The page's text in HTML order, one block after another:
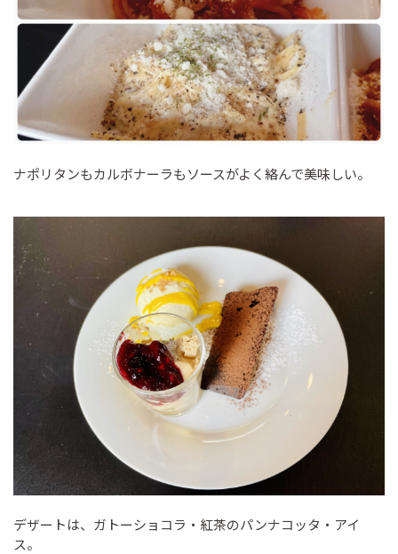
ナポリタンもカルボナーラもソースがよく絡んで美味しい。
デザートは、ガトーショコラ・紅茶のパンナコッタ・アイ
ス。